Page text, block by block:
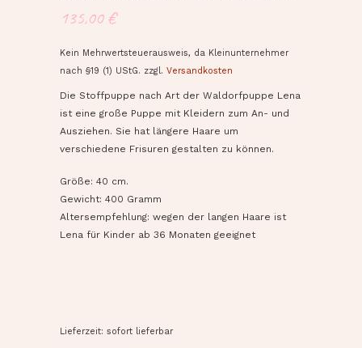
135,00€
Kein Mehrwertsteuerausweis, da Kleinunternehmer
nach §19 (1) UStG. zzgl. Versandkosten
Die Stoffpuppe nach Art der Waldorfpuppe Lena
ist eine große Puppe mit Kleidern zum An- und
Ausziehen. Sie hat längere Haare um
verschiedene Frisuren gestalten zu können.
Größe: 40 cm.
Gewicht: 400 Gramm
Altersempfehlung: wegen der langen Haare ist
Lena für Kinder ab 36 Monaten geeignet
Lieferzeit: sofort lieferbar